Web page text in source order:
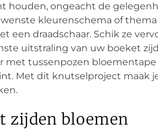
houden, ongeacht de
kleurenschema of thema
een draadschaar. Schik ze
uitstraling van uw boeket
met tussenpozen bloementape
Met dit knutselproject maak
zijden bloemen